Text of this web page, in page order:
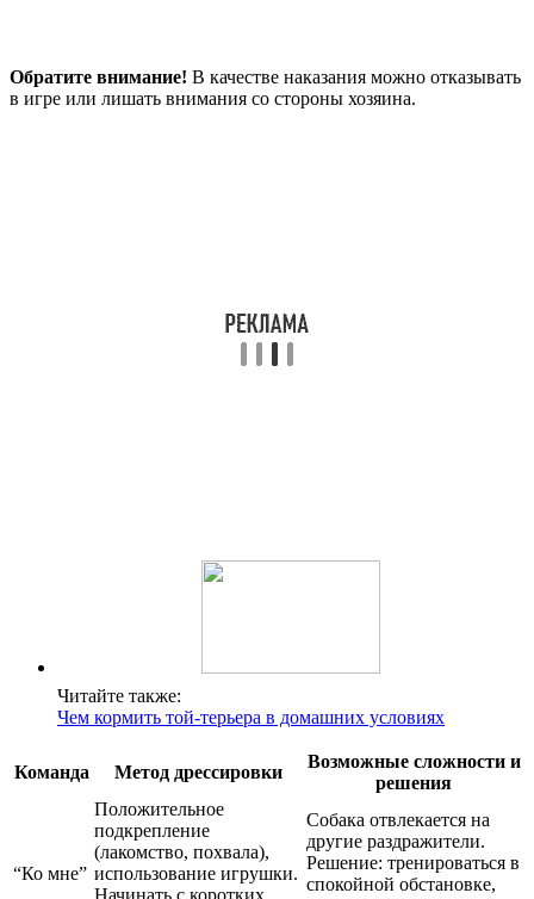
Обратите внимание! В качестве наказания можно отказывать
в игре или лишать внимания со стороны хозяина.
Читайте также:
Чем кормить той-терьера в домашних условиях
Команда Метод дрессировки
Возможные сложности и
решения
“Ко мне”
Положительное
подкрепление
(лакомство, похвала),
использование игрушки.
Собака отвлекается на
другие раздражители.
Решение: тренироваться в
спокойной обстановке,